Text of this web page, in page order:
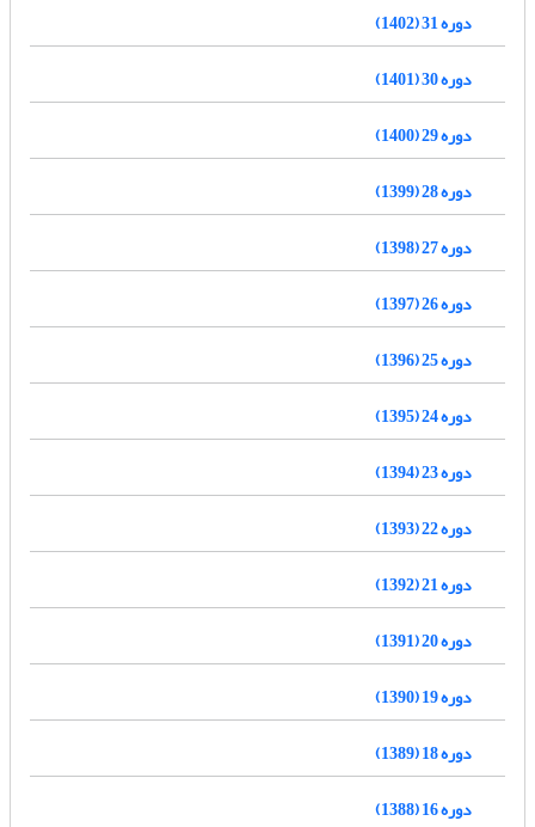
دوره 31 (1402)
دوره 30 (1401)
دوره 29 (1400)
دوره 28 (1399)
دوره 27 (1398)
دوره 26 (1397)
دوره 25 (1396)
دوره 24 (1395)
دوره 23 (1394)
دوره 22 (1393)
دوره 21 (1392)
دوره 20 (1391)
دوره 19 (1390)
دوره 18 (1389)
دوره 16 (1388)